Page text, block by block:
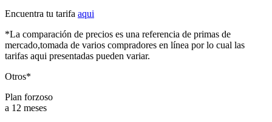
Encuentra tu tarifa aqui
*La comparación de precios es una referencia de primas de
mercado,tomada de varios compradores en línea por lo cual las
tarifas aqui presentadas pueden variar.
Otros*
Plan forzoso
a 12 meses